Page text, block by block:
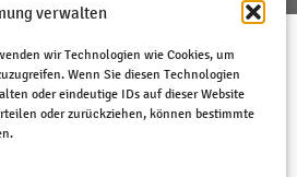
verwalten
wir Technologien wie Cookies, um
Wenn Sie diesen Technologien
oder eindeutige IDs auf dieser Website
oder zurückziehen, können bestimmte